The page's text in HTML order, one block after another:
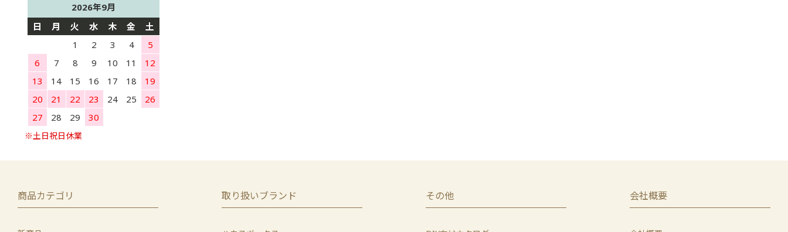
2026年9月
日
月 火 水 木 金
土
1
2 3 4
5
6
7 8 9 10 11
12
13
14 15 16 17 18
19
20
21 22 23 24 25
26
27
28 29 30
商品カテゴリ 取り扱いブランド その他 会社概要